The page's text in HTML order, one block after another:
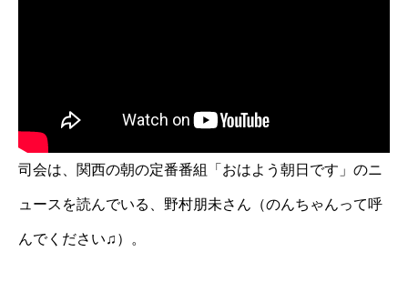
司会は、関西の朝の定番番組「おはよう朝日です」のニ
ュースを読んでいる、野村朋未さん（のんちゃんって呼
んでください♫）。